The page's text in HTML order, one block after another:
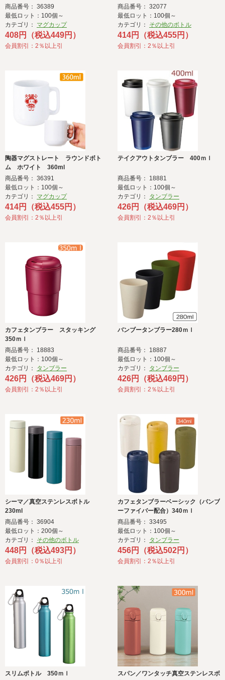
商品番号： 36389
最低ロット：100個～
カテゴリ： マグカップ
408円（税込449円）
会員割引：2％以上引
商品番号： 32077
最低ロット：100個～
カテゴリ： その他のボトル
414円（税込455円）
会員割引：2％以上引
陶器マグストレート ラウンドボト
ム ホワイト 360ml
商品番号： 36391
最低ロット：100個～
カテゴリ： マグカップ
414円（税込455円）
会員割引：2％以上引
テイクアウトタンブラー 400ｍｌ
商品番号： 18881
最低ロット：100個～
カテゴリ： タンブラー
426円（税込469円）
会員割引：2％以上引
カフェタンブラー スタッキング
350ｍｌ
商品番号： 18883
最低ロット：100個～
カテゴリ： タンブラー
426円（税込469円）
会員割引：2％以上引
バンブータンブラー280ｍｌ
商品番号： 18887
最低ロット：100個～
カテゴリ： タンブラー
426円（税込469円）
会員割引：2％以上引
シーマ／真空ステンレスボトル
230ml
商品番号： 36904
最低ロット：200個～
カテゴリ： その他のボトル
448円（税込493円）
会員割引：0％以上引
カフェタンブラーベーシック（バンブ
ーファイバー配合）340ｍｌ
商品番号： 33495
最低ロット：100個～
カテゴリ： タンブラー
456円（税込502円）
会員割引：2％以上引
スリムボトル 350ｍｌ
スパン／ワンタッチ真空ステンレスボ